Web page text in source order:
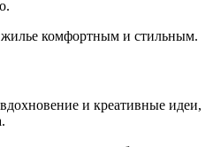
жилье комфортным и стильным.
и креативные идеи,